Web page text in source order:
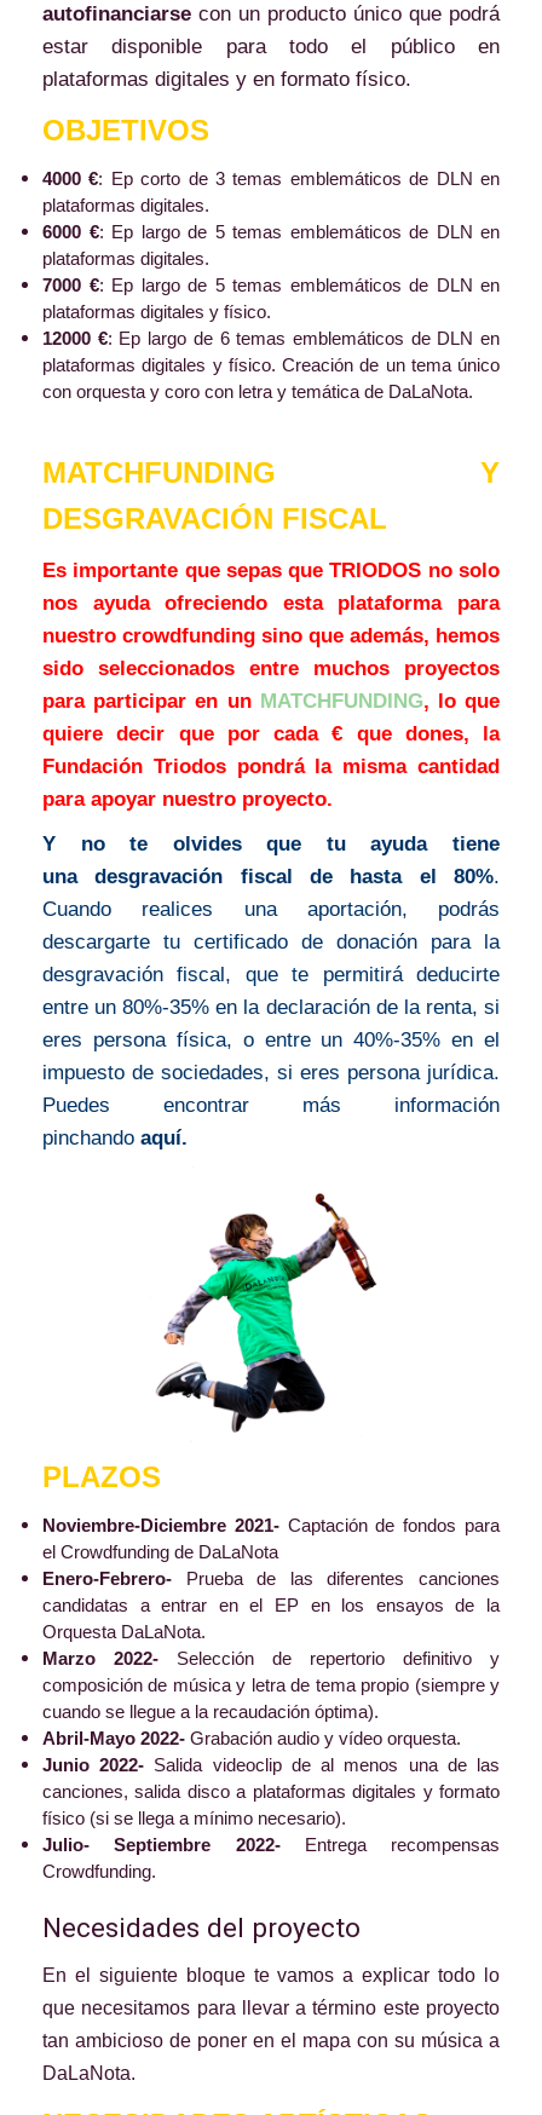
autofinanciarse con un producto único que podrá
estar disponible para todo el público en
plataformas digitales y en formato físico.
OBJETIVOS
4000 €: Ep corto de 3 temas emblemáticos de DLN en
plataformas digitales.
6000 €: Ep largo de 5 temas emblemáticos de DLN en
plataformas digitales.
7000 €: Ep largo de 5 temas emblemáticos de DLN en
plataformas digitales y físico.
12000 €: Ep largo de 6 temas emblemáticos de DLN en
plataformas digitales y físico. Creación de un tema único
con orquesta y coro con letra y temática de DaLaNota.
MATCHFUNDING Y
DESGRAVACIÓN FISCAL
Es importante que sepas que TRIODOS no solo
nos ayuda ofreciendo esta plataforma para
nuestro crowdfunding sino que además, hemos
sido seleccionados entre muchos proyectos
para participar en un MATCHFUNDING, lo que
quiere decir que por cada € que dones, la
Fundación Triodos pondrá la misma cantidad
para apoyar nuestro proyecto.
Y no te olvides que tu ayuda tiene
una desgravación fiscal de hasta el 80%.
Cuando realices una aportación, podrás
descargarte tu certificado de donación para la
desgravación fiscal, que te permitirá deducirte
entre un 80%-35% en la declaración de la renta, si
eres persona física, o entre un 40%-35% en el
impuesto de sociedades, si eres persona jurídica.
Puedes encontrar más información
pinchando aquí.
PLAZOS
Noviembre-Diciembre 2021- Captación de fondos para
el Crowdfunding de DaLaNota
Enero-Febrero-
Pruebade las diferentes canciones
candidatas a entrar en el EP en los ensayos de la
Orquesta DaLaNota.
Marzo 2022- Selección de repertorio definitivo y
composición de música y letra de tema propio (siempre y
cuando se llegue a la recaudación óptima).
Abril-Mayo 2022- Grabación audio y vídeo orquesta.
Junio 2022- Salida videoclip de al menos una de las
canciones, salida disco a plataformas digitales y formato
físico (si se llega a mínimo necesario).
Julio- Septiembre 2022-
Entrega recompensas
Crowdfunding.
Necesidades del proyecto
En el siguiente bloque te vamos a explicar todo lo
que necesitamos para llevar a término este proyecto
tan ambicioso de poner en el mapa con su música a
DaLaNota.